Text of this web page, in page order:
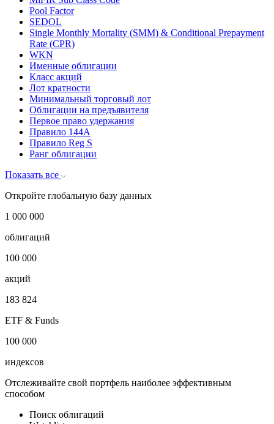
Pool Factor
SEDOL
Single Monthly Mortality (SMM) & Conditional Prepayment
Rate (CPR)
WKN
Именные облигации
Класс акций
Лот кратности
Минимальный торговый лот
Облигации на предъявителя
Первое право удержания
Правило 144A
Правило Reg S
Ранг облигации
Показать все
Откройте глобальную базу данных
1 000 000
облигаций
100 000
акций
183 824
ETF & Funds
100 000
индексов
Отслеживайте свой портфель наиболее эффективным
способом
Поиск облигаций